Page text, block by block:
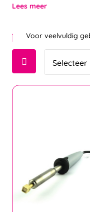
Lees meer